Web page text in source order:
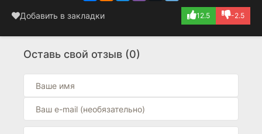
Добавить в закладки 12.5 -2.5
Оставь свой отзыв (0)